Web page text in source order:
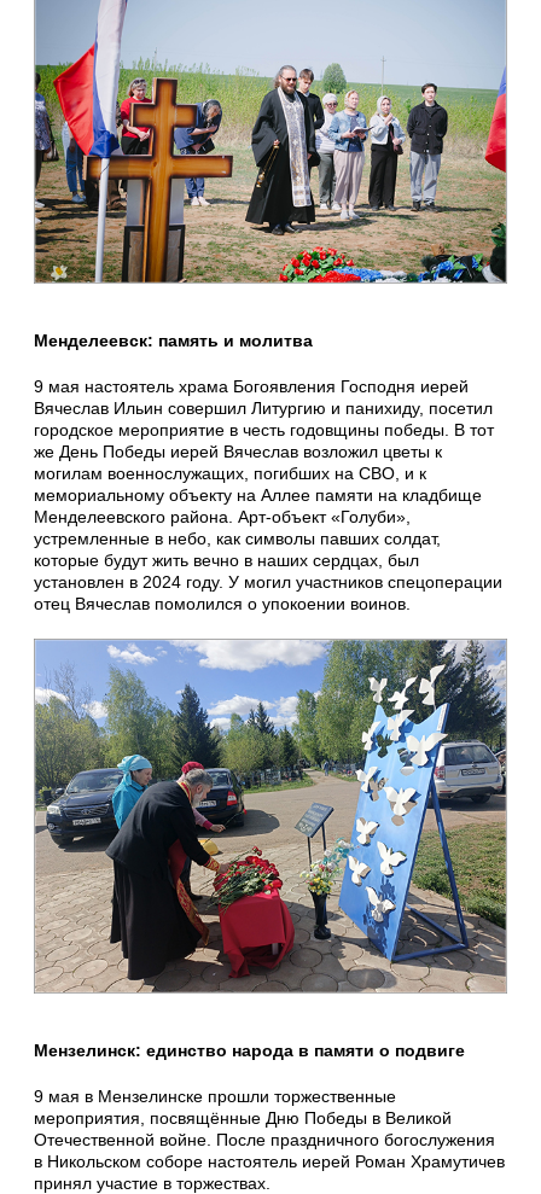
Менделеевск: память и молитва
9 мая настоятель храма Богоявления Господня иерей
Вячеслав Ильин совершил Литургию и панихиду, посетил
городское мероприятие в честь годовщины победы. В тот
же День Победы иерей Вячеслав возложил цветы к
могилам военнослужащих, погибших на СВО, и к
мемориальному объекту на Аллее памяти на кладбище
Менделеевского района. Арт-объект «Голуби»,
устремленные в небо, как символы павших солдат,
которые будут жить вечно в наших сердцах, был
установлен в 2024 году. У могил участников спецоперации
отец Вячеслав помолился о упокоении воинов.
Мензелинск: единство народа в памяти о подвиге
9 мая в Мензелинске прошли торжественные
мероприятия, посвящённые Дню Победы в Великой
Отечественной войне. После праздничного богослужения
в Никольском соборе настоятель иерей Роман Храмутичев
принял участие в торжествах.